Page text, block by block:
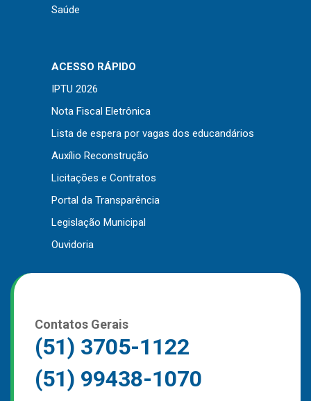
Radar da Transparência
Outros
Downloads
Notícias
Contato
Página Inicial
Saúde
ACESSO RÁPIDO
IPTU 2026
Nota Fiscal Eletrônica
Lista de espera por vagas dos educandários
Auxílio Reconstrução
Licitações e Contratos
Portal da Transparência
Legislação Municipal
Ouvidoria
Contatos Gerais
(51) 3705-1122
(51) 99438-1070